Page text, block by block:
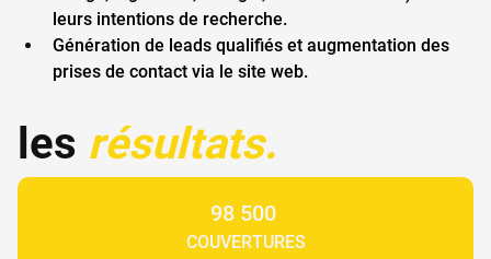
leurs intentions de recherche.
Génération de leads qualifiés et augmentation des
prises de contact via le site web.
les résultats.
98 500
COUVERTURES